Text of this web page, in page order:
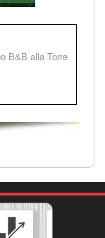
B&B alla Torre